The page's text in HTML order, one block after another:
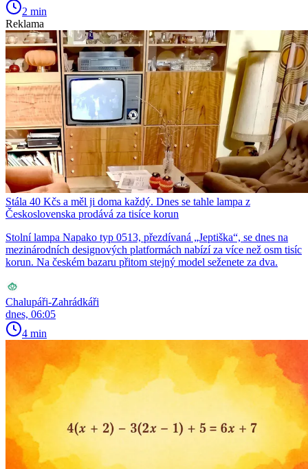
2 min
Reklama
Stála 40 Kčs a měl ji doma každý. Dnes se tahle lampa z
Československa prodává za tisíce korun
Stolní lampa Napako typ 0513, přezdívaná „Jeptiška“, se dnes na
mezinárodních designových platformách nabízí za více než osm tisíc
korun. Na českém bazaru přitom stejný model seženete za dva.
Chalupáři-Zahrádkáři
dnes, 06:05
4 min